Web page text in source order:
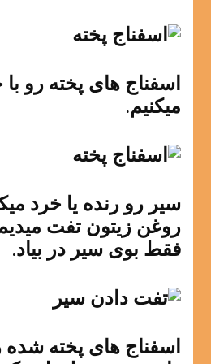
اسفناج های پخته رو با
میکنیم.
سیر رو رنده یا خرد
روغن زیتون تفت
فقط بوی سیر در بیاد.
اسفناج های پخته شده